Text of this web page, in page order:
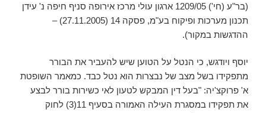
(בר"ע (חי') 1209/05 ארגון עולי מרכז אירופה סניף חיפה נ' עידן
תכנון מערכות ופיקוח בע"מ, פסקה 14 (27.11.2005) –
ההדגשות במקור).
יוסף ויודגש, כי הנטל על הטוען שיש להעביר את הבורר
מתפקידו בשל מצב של נבצרות הוא נטל כבד. כמאמר השופטת
א' פרוקצ'יה: "בעל דין המבקש לטעון לאי כשירות בורר לבצע
את תפקידו במסגרת העילה האמורה בסעיף 11(3) לחוק